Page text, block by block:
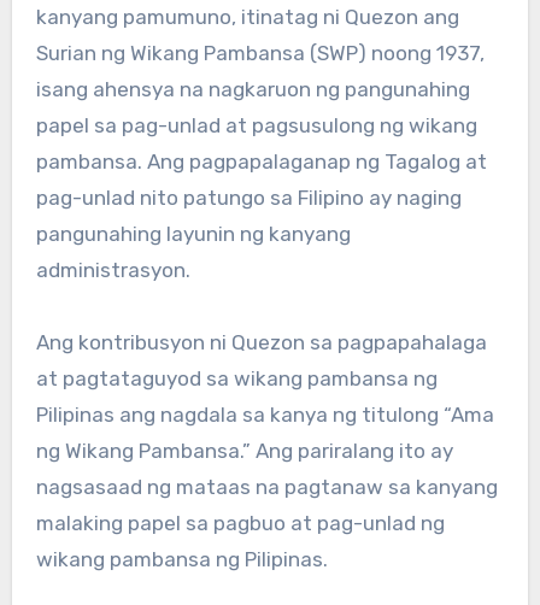
kanyang pamumuno, itinatag ni Quezon ang
Surian ng Wikang Pambansa (SWP) noong 1937,
isang ahensya na nagkaruon ng pangunahing
papel sa pag-unlad at pagsusulong ng wikang
pambansa. Ang pagpapalaganap ng Tagalog at
pag-unlad nito patungo sa Filipino ay naging
pangunahing layunin ng kanyang
administrasyon.
Ang kontribusyon ni Quezon sa pagpapahalaga
at pagtataguyod sa wikang pambansa ng
Pilipinas ang nagdala sa kanya ng titulong “Ama
ng Wikang Pambansa.” Ang pariralang ito ay
nagsasaad ng mataas na pagtanaw sa kanyang
malaking papel sa pagbuo at pag-unlad ng
wikang pambansa ng Pilipinas.